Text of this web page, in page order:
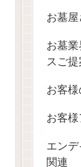
お墓
お墓
スご提
お客
お客
エンデ
関連